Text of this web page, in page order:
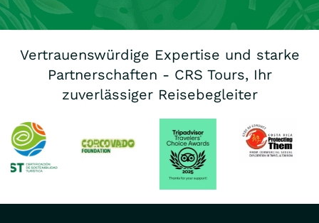
Vertrauenswürdige Expertise und starke
Partnerschaften - CRS Tours, Ihr
zuverlässiger Reisebegleiter